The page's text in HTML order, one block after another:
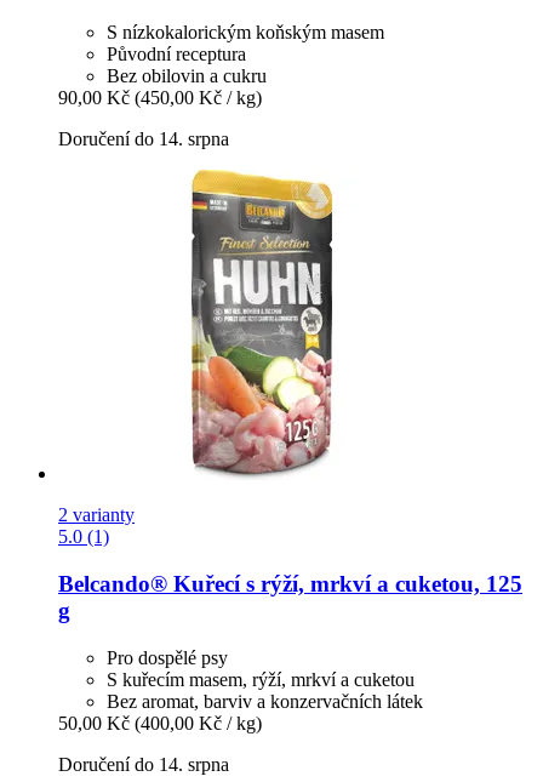
S nízkokalorickým koňským masem
Původní receptura
Bez obilovin a cukru
90,00 Kč (450,00 Kč / kg)
Doručení do 14. srpna
2 varianty
5.0 (1)
Belcando® Kuřecí s rýží, mrkví a cuketou, 125
g
Pro dospělé psy
S kuřecím masem, rýží, mrkví a cuketou
Bez aromat, barviv a konzervačních látek
50,00 Kč (400,00 Kč / kg)
Doručení do 14. srpna